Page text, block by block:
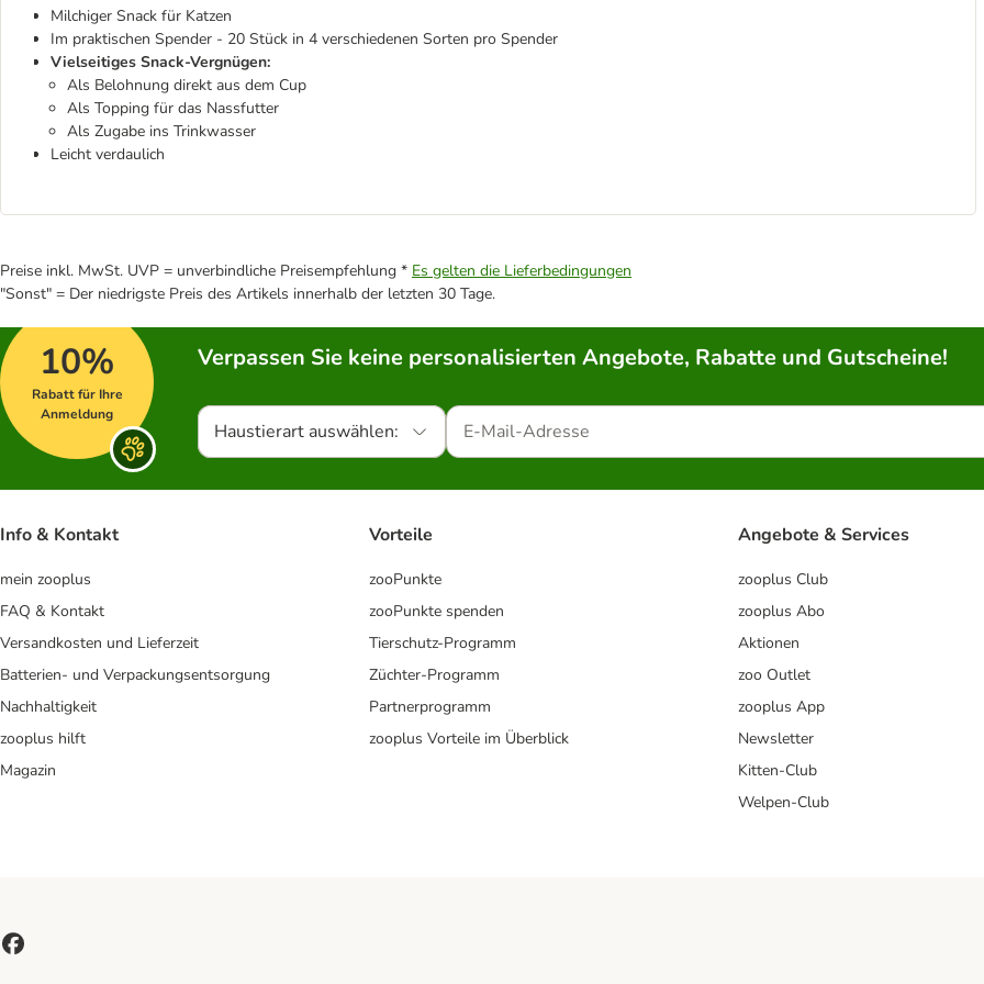
Milchiger Snack für Katzen
Im praktischen Spender - 20 Stück in 4 verschiedenen Sorten pro Spender
Vielseitiges Snack-Vergnügen:
Als Belohnung direkt aus dem Cup
Als Topping für das Nassfutter
Als Zugabe ins Trinkwasser
Leicht verdaulich
Preise inkl. MwSt. UVP = unverbindliche Preisempfehlung * Es gelten die Lieferbedingungen
"Sonst" = Der niedrigste Preis des Artikels innerhalb der letzten 30 Tage.
10%
Rabatt für Ihre
Anmeldung
Verpassen Sie keine personalisierten Angebote, Rabatte und Gutscheine!
Haustierart auswählen:
Info & Kontakt
mein zooplus
FAQ & Kontakt
Versandkosten und Lieferzeit
Batterien- und Verpackungsentsorgung
Nachhaltigkeit
zooplus hilft
Magazin
Vorteile
zooPunkte
zooPunkte spenden
Tierschutz-Programm
Züchter-Programm
Partnerprogramm
zooplus Vorteile im Überblick
Angebote & Services
zooplus Club
zooplus Abo
Aktionen
zoo Outlet
zooplus App
Newsletter
Kitten-Club
Welpen-Club